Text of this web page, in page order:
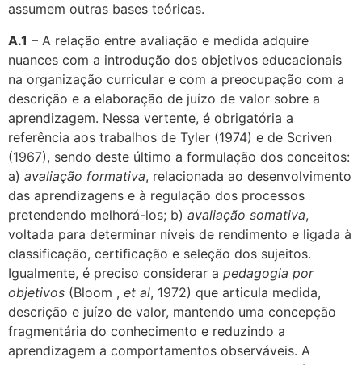
assumem outras bases teóricas.
A.1 – A relação entre avaliação e medida adquire
nuances com a introdução dos objetivos educacionais
na organização curricular e com a preocupação com a
descrição e a elaboração de juízo de valor sobre a
aprendizagem. Nessa vertente, é obrigatória a
referência aos trabalhos de Tyler (1974) e de Scriven
(1967), sendo deste último a formulação dos conceitos:
a) avaliação formativa, relacionada ao desenvolvimento
das aprendizagens e à regulação dos processos
pretendendo melhorá-los; b) avaliação somativa,
voltada para determinar níveis de rendimento e ligada à
classificação, certificação e seleção dos sujeitos.
Igualmente, é preciso considerar a pedagogia por
objetivos (Bloom , et al, 1972) que articula medida,
descrição e juízo de valor, mantendo uma concepção
fragmentária do conhecimento e reduzindo a
aprendizagem a comportamentos observáveis. A